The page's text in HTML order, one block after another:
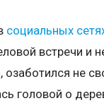
социальных
встречи и
не
головой о